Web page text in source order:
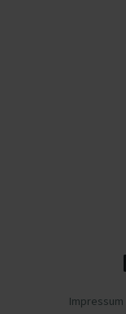
Impressum